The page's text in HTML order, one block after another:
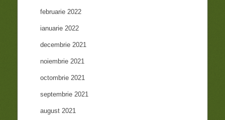
februarie 2022
ianuarie 2022
decembrie 2021
noiembrie 2021
octombrie 2021
septembrie 2021
august 2021